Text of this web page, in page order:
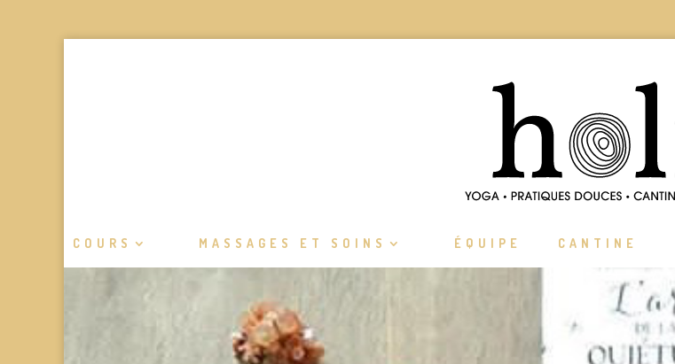
COURS MASSAGES ET SOINS ÉQUIPE CANTINE